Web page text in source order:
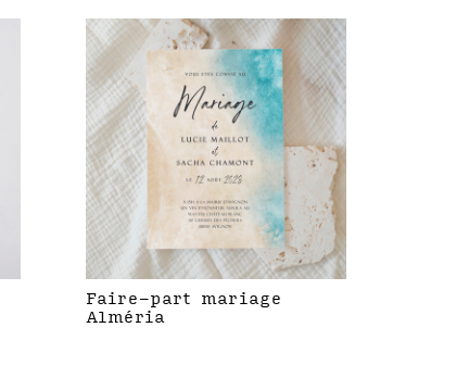
Faire-part mariage
Alméria